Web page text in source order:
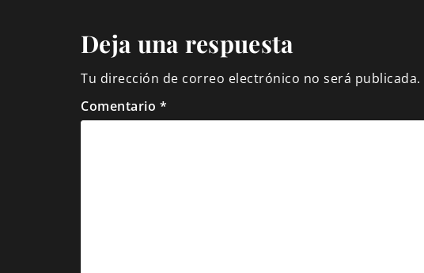
Deja una respuesta
Tu dirección de correo electrónico no será publicada.
Comentario *